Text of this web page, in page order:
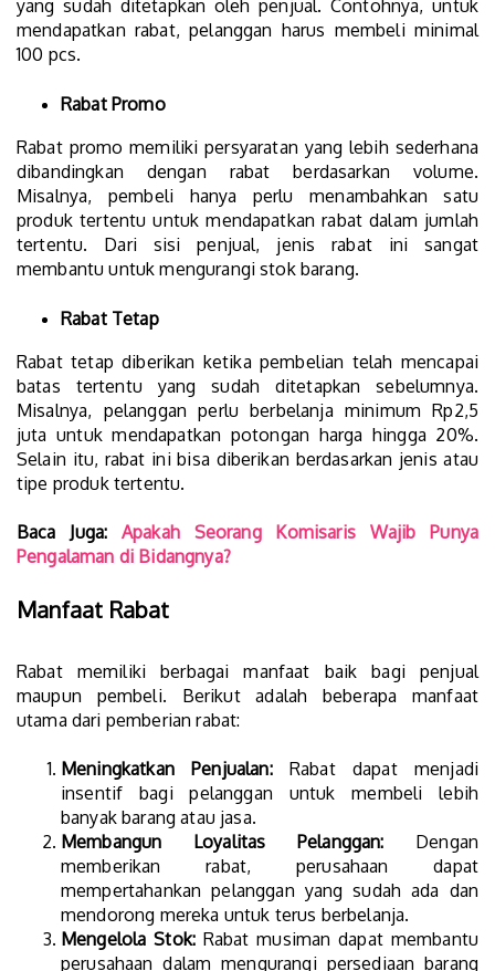
yang sudah ditetapkan oleh penjual. Contohnya, untuk
mendapatkan rabat, pelanggan harus membeli minimal
100 pcs.
Rabat Promo
Rabat promo memiliki persyaratan yang lebih sederhana
dibandingkan dengan rabat berdasarkan volume.
Misalnya, pembeli hanya perlu menambahkan satu
produk tertentu untuk mendapatkan rabat dalam jumlah
tertentu. Dari sisi penjual, jenis rabat ini sangat
membantu untuk mengurangi stok barang.
Rabat Tetap
Rabat tetap diberikan ketika pembelian telah mencapai
batas tertentu yang sudah ditetapkan sebelumnya.
Misalnya, pelanggan perlu berbelanja minimum Rp2,5
juta untuk mendapatkan potongan harga hingga 20%.
Selain itu, rabat ini bisa diberikan berdasarkan jenis atau
tipe produk tertentu.
Baca Juga: Apakah Seorang Komisaris Wajib Punya
Pengalaman di Bidangnya?
Manfaat Rabat
Rabat memiliki berbagai manfaat baik bagi penjual
maupun pembeli. Berikut adalah beberapa manfaat
utama dari pemberian rabat:
Meningkatkan Penjualan: Rabat dapat menjadi
insentif bagi pelanggan untuk membeli lebih
banyak barang atau jasa.
Membangun Loyalitas Pelanggan: Dengan
memberikan rabat, perusahaan dapat
mempertahankan pelanggan yang sudah ada dan
mendorong mereka untuk terus berbelanja.
Mengelola Stok: Rabat musiman dapat membantu
perusahaan dalam mengurangi persediaan barang